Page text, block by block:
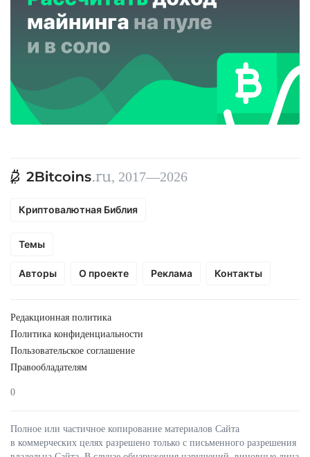
, 2017—2026
Криптовалютная Библия
Темы
Авторы О проекте Реклама Контакты
Редакционная политика
Политика конфиденциальности
Пользовательское соглашение
Правообладателям
0
Полное или частичное копирование материалов Сайта
в коммерческих целях разрешено только с письменного разрешения